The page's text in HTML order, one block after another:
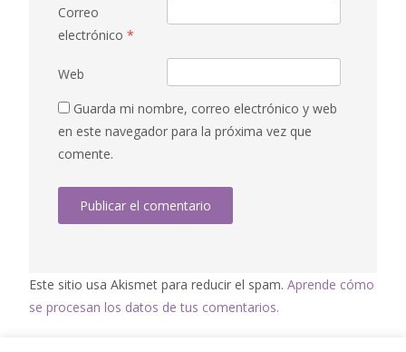
Correo
electrónico *
Web
Guarda mi nombre, correo electrónico y web
en este navegador para la próxima vez que
comente.
Este sitio usa Akismet para reducir el spam. Aprende cómo
se procesan los datos de tus comentarios.